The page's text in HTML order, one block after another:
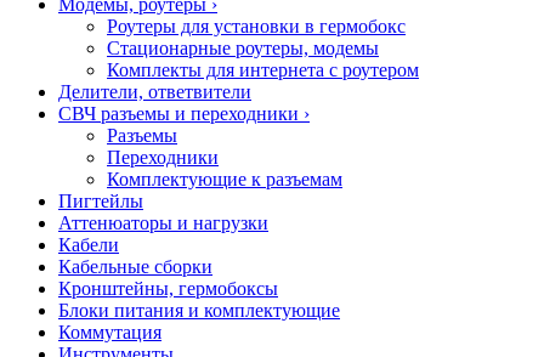
Модемы, роутеры ›
Роутеры для установки в гермобокс
Стационарные роутеры, модемы
Комплекты для интернета с роутером
Делители, ответвители
СВЧ разъемы и переходники ›
Разъемы
Переходники
Комплектующие к разъемам
Пигтейлы
Аттенюаторы и нагрузки
Кабели
Кабельные сборки
Кронштейны, гермобоксы
Блоки питания и комплектующие
Коммутация